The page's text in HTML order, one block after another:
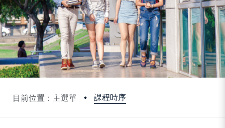
目前位置：主選單 課程時序